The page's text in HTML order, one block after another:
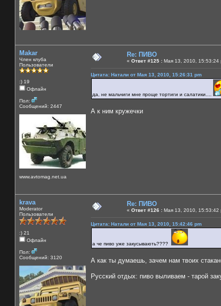
Makar
Член клуба
Пользователи
:) 19
Офлайн
Пол:
Сообщений: 2447
www.avtomag.net.ua
Re: ПИВО
« Ответ #125 : Мая 13, 2010, 15:53:24
Цитата: Натали от Мая 13, 2010, 15:26:31 pm
да, не мальчиги мне проще тортиги и салатики....
А к ним кружечки
krava
Moderator
Пользователи
:) 21
Офлайн
Пол:
Сообщений: 3120
Re: ПИВО
« Ответ #126 : Мая 13, 2010, 15:53:42
Цитата: Натали от Мая 13, 2010, 15:42:46 pm
а че пиво уже закусывають????
А как ты думаешь, зачем нам твоих
Русский отдых: пиво выливаем - тарой